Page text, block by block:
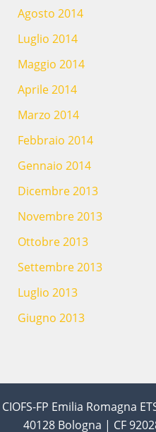
Agosto 2014
Luglio 2014
Maggio 2014
Aprile 2014
Marzo 2014
Febbraio 2014
Gennaio 2014
Dicembre 2013
Novembre 2013
Ottobre 2013
Settembre 2013
Luglio 2013
Giugno 2013
CIOFS-FP Emilia Romagna
40128 Bologna | CF